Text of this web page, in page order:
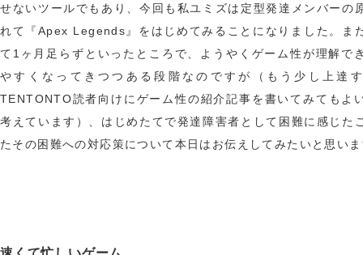
せないツールでもあり、今回も私ユミズは定型発達メンバーの
れて『Apex Legends』をはじめてみることになりました。ま
て1ヶ月足らずといったところで、ようやくゲーム性が理解で
やすくなってきつつある段階なのですが（もう少し上達
TENTONTO読者向けにゲーム性の紹介記事を書いてみてもよ
考えています）、はじめたてで発達障害者として困難に感じた
たその困難への対応策について本日はお伝えしてみたいと思い